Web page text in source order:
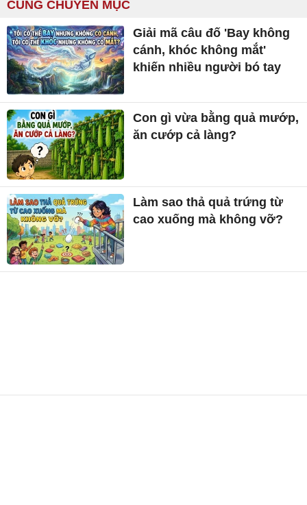
CÙNG CHUYÊN MỤC
Giải mã câu đố 'Bay không
cánh, khóc không mắt'
khiến nhiều người bó tay
Con gì vừa bằng quả mướp,
ăn cướp cả làng?
Làm sao thả quả trứng từ
cao xuống mà không vỡ?